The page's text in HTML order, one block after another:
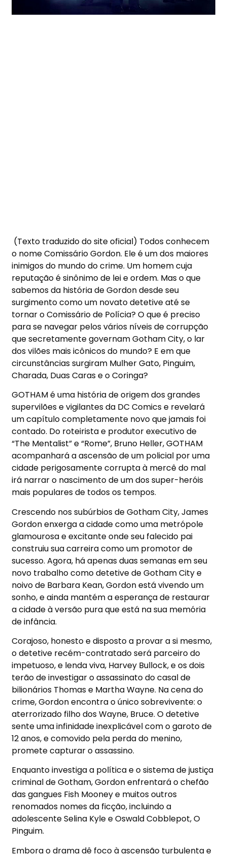
(Texto traduzido do site oficial) Todos conhecem
o nome Comissário Gordon. Ele é um dos maiores
inimigos do mundo do crime. Um homem cuja
reputação é sinônimo de lei e ordem. Mas o que
sabemos da história de Gordon desde seu
surgimento como um novato detetive até se
tornar o Comissário de Polícia? O que é preciso
para se navegar pelos vários níveis de corrupção
que secretamente governam Gotham City, o lar
dos vilões mais icônicos do mundo? E em que
circunstâncias surgiram Mulher Gato, Pinguim,
Charada, Duas Caras e o Coringa?
GOTHAM é uma história de origem dos grandes
supervilões e vigilantes da DC Comics e revelará
um capítulo completamente novo que jamais foi
contado. Do roteirista e produtor executivo de
“The Mentalist” e “Rome”, Bruno Heller, GOTHAM
acompanhará a ascensão de um policial por uma
cidade perigosamente corrupta à mercê do mal
irá narrar o nascimento de um dos super-heróis
mais populares de todos os tempos.
Crescendo nos subúrbios de Gotham City, James
Gordon enxerga a cidade como uma metrópole
glamourosa e excitante onde seu falecido pai
construiu sua carreira como um promotor de
sucesso. Agora, há apenas duas semanas em seu
novo trabalho como detetive de Gotham City e
noivo de Barbara Kean, Gordon está vivendo um
sonho, e ainda mantém a esperança de restaurar
a cidade à versão pura que está na sua memória
de infância.
Corajoso, honesto e disposto a provar a si mesmo,
o detetive recém-contratado será parceiro do
impetuoso, e lenda viva, Harvey Bullock, e os dois
terão de investigar o assassinato do casal de
bilionários Thomas e Martha Wayne. Na cena do
crime, Gordon encontra o único sobrevivente: o
aterrorizado filho dos Wayne, Bruce. O detetive
sente uma infinidade inexplicável com o garoto de
12 anos, e comovido pela perda do menino,
promete capturar o assassino.
Enquanto investiga a política e o sistema de justiça
criminal de Gotham, Gordon enfrentará o chefão
das gangues Fish Mooney e muitos outros
renomados nomes da ficção, incluindo a
adolescente Selina Kyle e Oswald Cobblepot, O
Pinguim.
Embora o drama dê foco à ascensão turbulenta e